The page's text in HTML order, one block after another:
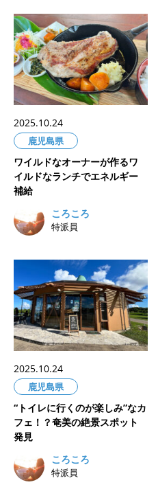
2025.10.24
鹿児島県
ワイルドなオーナーが作るワ
イルドなランチでエネルギー
補給
ころころ
特派員
2025.10.24
鹿児島県
“トイレに行くのが楽しみ”なカ
フェ！？奄美の絶景スポット
発見
ころころ
特派員